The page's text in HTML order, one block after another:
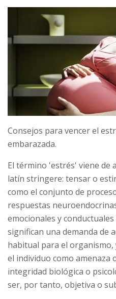
Consejos para vencer el
embarazada.
El término 'estrés' viene de
latín stringere: tensar o
como el conjunto de
respuestas
emocionales y
significan una demanda de
habitual para el
el individuo como amenaza
integridad biológica o
ser, por tanto, objetiva o